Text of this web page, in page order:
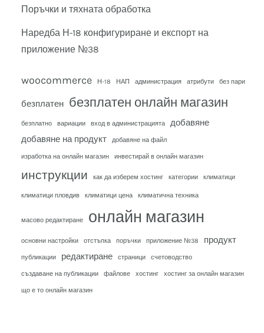
Поръчки и тяхната обработка
Наредба Н-18 конфигуриране и експорт на
приложение №38
woocommerce Н-18 НАП администрация атрибути без пари
безплатен безплатен онлайн магазин
безплатно вариации вход в администрацията
добавяне
добавяне на продукт
добавяне на файл
изработка на онлайн магазин инвестирай в онлайн магазин
инструкции как да изберем хостинг категории климатици
климатици пловдив климатици цена климатична техника
масово редактиране онлайн магазин
основни настройки отстъпка поръчки приложение №38 продукт
публикации редактиране страници счетоводство
създаване на публикации файлове хостинг хостинг за онлайн магазин
що е то онлайн магазин